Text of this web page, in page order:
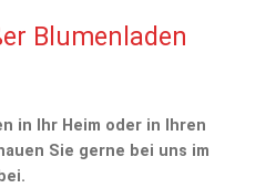
Blumenladen
in Ihr Heim oder in Ihren
Sie gerne bei uns im